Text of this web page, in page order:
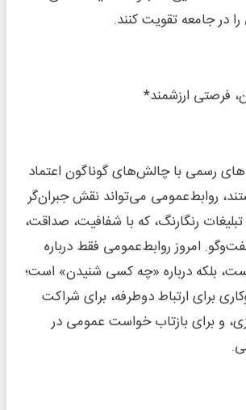
در جامعه تقویت کنند.
فرصتی ارزشمند*
رسمی با چالش‌های گوناگون اعتماد
روابط‌عمومی می‌تواند نقش جبران‌گر
تبلیغات رنگارنگ، که با شفافیت، صداقت،
امروز روابط‌عمومی فقط درباره
بلکه درباره «چه کسی شنیدن» است؛
برای ارتباط دوطرفه، برای شراکت
و برای بازتاب خواست عمومی در